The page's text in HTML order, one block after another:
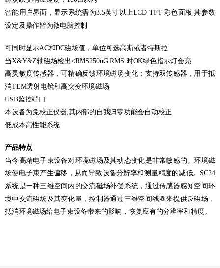
智能用户界面，显示系统需为3.5英寸以上LCD TFT 彩色面板 ,其参数
设定及操作皆为微电脑控制
可同时显示AC和DC磁场值，单位可选高斯或者特斯拉
当X&Y&Z轴磁场检出<RMS250uG RMS 时OK绿色指示灯会亮
高灵敏度传感器，可精确反馈环境磁场变化；支持双传感器，用于抵
消TEM透射电镜和高突变环境磁场
USB监控端口
本设备为免校正仪器 其内部的自我归零功能会自动校正
低成本高性能系统
产品特点
当今高精电子束设备对环境磁场及其动态变化是非常敏感的。环境磁
场使电子束产生偏移，从而导致设备分辨率和测量精度的减低。 SC24
系统是一种三维空间内的交流磁场补偿系统，通过传感器感知空间环
境中交流磁场及其变化量，控制 器通过三维空间线圈来提供反磁场，
抵消环境磁场给电子束设备带来的影响，恢复应有的分辨率和精度。